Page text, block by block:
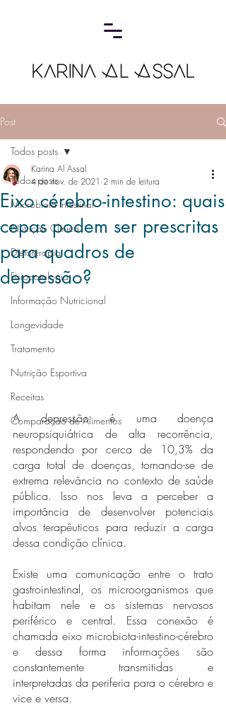
Post
Todos posts
Microbiota Intestinal
Nutrição Clínica
Dietoterapia
Fisiopatologia
Informação Nutricional
Longevidade
Tratamento
Nutrição Esportiva
Receitas
Comparação de Alimentos
Todos posts
Eixo cérebro-intestino: quais
cepas podem ser prescritas
para quadros de
depressão?
Karina Al Assal
4 de nov. de 2021 2 min de leitura
A depressão é uma doença
neuropsiquiátrica de alta recorrência,
respondendo por cerca de 10,3% da
carga total de doenças, tornando-se de
extrema relevância no contexto de saúde
pública. Isso nos leva a perceber a
importância de desenvolver potenciais
alvos terapêuticos para reduzir a carga
dessa condição clínica.
Existe uma comunicação entre o trato
gastrointestinal, os microorganismos que
habitam nele e os sistemas nervosos
periférico e central. Essa conexão é
chamada eixo microbiota-intestino-cérebro
e dessa forma informações são
constantemente transmitidas e
interpretadas da periferia para o cérebro e
vice e versa.